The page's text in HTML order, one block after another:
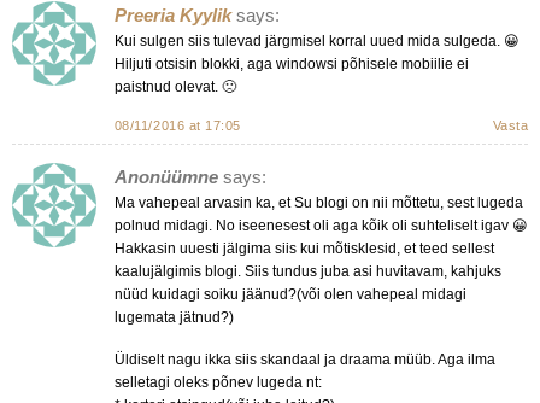
Preeria Kyylik says:
Kui sulgen siis tulevad järgmisel korral uued mida sulgeda. 😀
Hiljuti otsisin blokki, aga windowsi põhisele mobiilie ei
paistnud olevat. 🙁
08/11/2016 at 17:05 Vasta
Anonüümne says:
Ma vahepeal arvasin ka, et Su blogi on nii mõttetu, sest lugeda
polnud midagi. No iseenesest oli aga kõik oli suhteliselt igav 😀
Hakkasin uuesti jälgima siis kui mõtisklesid, et teed sellest
kaalujälgimis blogi. Siis tundus juba asi huvitavam, kahjuks
nüüd kuidagi soiku jäänud?(või olen vahepeal midagi
lugemata jätnud?)
Üldiselt nagu ikka siis skandaal ja draama müüb. Aga ilma
selletagi oleks põnev lugeda nt: